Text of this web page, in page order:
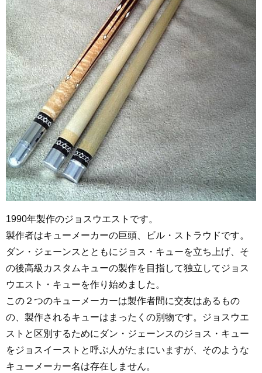
1990年製作のジョスウエストです。
製作者はキューメーカーの巨頭、ビル・ストラウドです。
ダン・ジェーンスとともにジョス・キューを立ち上げ、そ
の後高級カスタムキューの製作を目指して独立してジョス
ウエスト・キューを作り始めました。
この２つのキューメーカーは製作者間に交友はあるもの
の、製作されるキューはまったくの別物です。ジョスウエ
ストと区別するためにダン・ジェーンスのジョス・キュー
をジョスイーストと呼ぶ人がたまにいますが、そのような
キューメーカー名は存在しません。